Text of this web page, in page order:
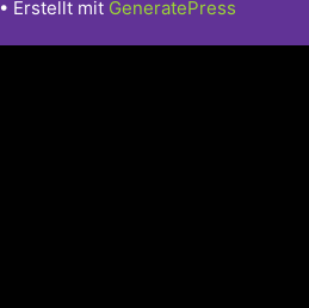
• Erstellt mit GeneratePress